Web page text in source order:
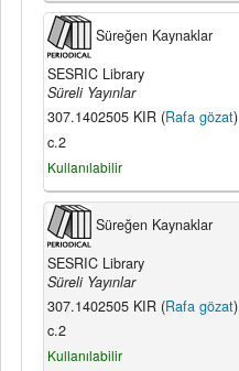
Süreğen Kaynaklar
SESRIC Library
Süreli Yayınlar
307.1402505 KIR (Rafa gözat)
c.2
Kullanılabilir
Süreğen Kaynaklar
SESRIC Library
Süreli Yayınlar
307.1402505 KIR (Rafa gözat)
c.2
Kullanılabilir